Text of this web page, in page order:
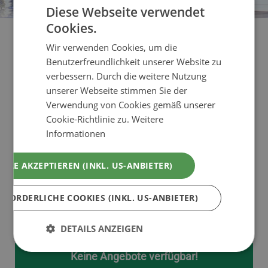
Angebote Chalets in
Vorarlberg
Chaleturlaub Angebote in Vorarlberg, Skiurlaub in
Familienurlaub Angebote und Pauschalen im
Chalet am Bodensee für Ihren Badeurlaub und
Aktivurlaub im Bundesland Vorarlberg in
Keine Angebote verfügbar!
Diese Webseite verwendet
Cookies.
Wir verwenden Cookies, um die
Benutzerfreundlichkeit unserer Website zu
verbessern. Durch die weitere Nutzung
unserer Webseite stimmen Sie der
Verwendung von Cookies gemäß unserer
Cookie-Richtlinie zu.Weitere
Informationen
AKZEPTIEREN (INKL. US-ANBIETER)
COOKIES (INKL. US-ANBIETER)
DETAILS ANZEIGEN